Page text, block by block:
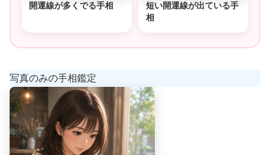
開運線が多くでる手相
短い開運線が出ている手
相
写真のみの手相鑑定